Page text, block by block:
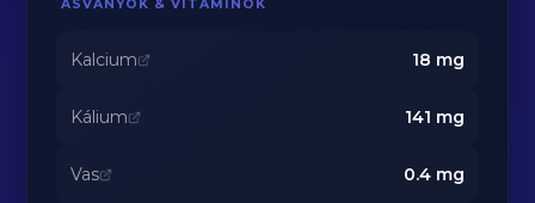
ÁSVÁNYOK & VITAMINOK
Kalcium 18 mg
Kálium 141 mg
Vas 0.4mg